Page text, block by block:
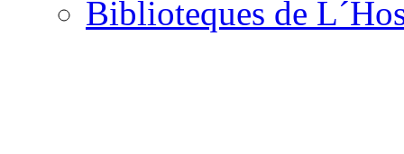
Biblioteques de